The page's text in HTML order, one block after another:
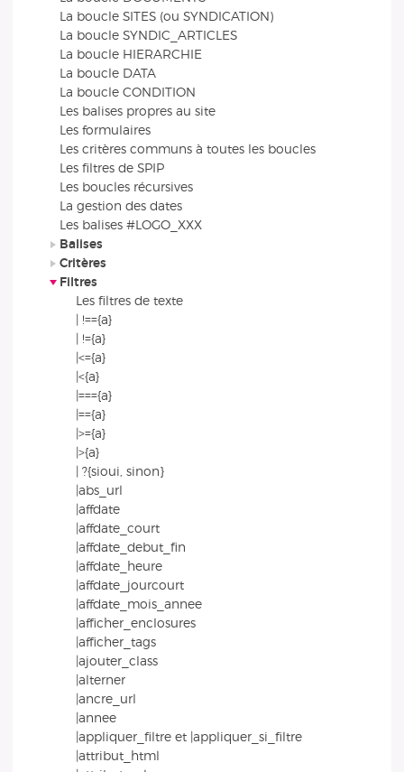
La boucle SITES (ou SYNDICATION)
La boucle SYNDIC_ARTICLES
La boucle HIERARCHIE
La boucle DATA
La boucle CONDITION
Les balises propres au site
Les formulaires
Les critères communs à toutes les boucles
Les filtres de SPIP
Les boucles récursives
La gestion des dates
Les balises #LOGO_XXX
Balises
Critères
Filtres
Les filtres de texte
| !=={a}
| !={a}
|<={a}
|<{a}
|==={a}
|=={a}
|>={a}
|>{a}
| ?{sioui, sinon}
|abs_url
|affdate
|affdate_court
|affdate_debut_fin
|affdate_heure
|affdate_jourcourt
|affdate_mois_annee
|afficher_enclosures
|afficher_tags
|ajouter_class
|alterner
|ancre_url
|annee
|appliquer_filtre et |appliquer_si_filtre
|attribut_html